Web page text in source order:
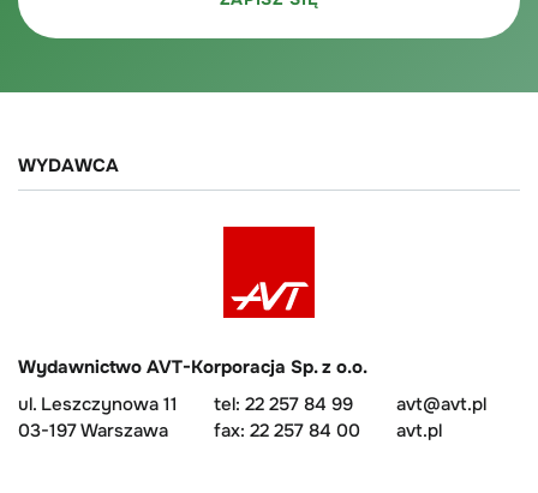
WYDAWCA
Wydawnictwo AVT-Korporacja Sp. z o.o.
ul. Leszczynowa 11
03-197 Warszawa
tel: 22 257 84 99
fax: 22 257 84 00
avt@avt.pl
avt.pl